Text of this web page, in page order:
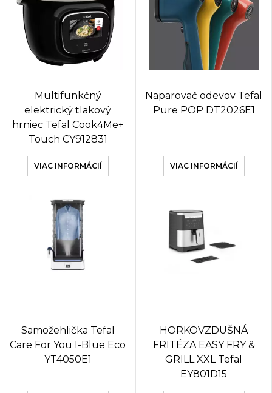
Multifunkčný
elektrický tlakový
hrniec Tefal Cook4Me+
Touch CY912831
VIAC INFORMÁCIÍ
Naparovač odevov Tefal
Pure POP DT2026E1
VIAC INFORMÁCIÍ
Samožehlička Tefal
Care For You I-Blue Eco
YT4050E1
HORKOVZDUŠNÁ
FRITÉZA EASY FRY &
GRILL XXL Tefal
EY801D15